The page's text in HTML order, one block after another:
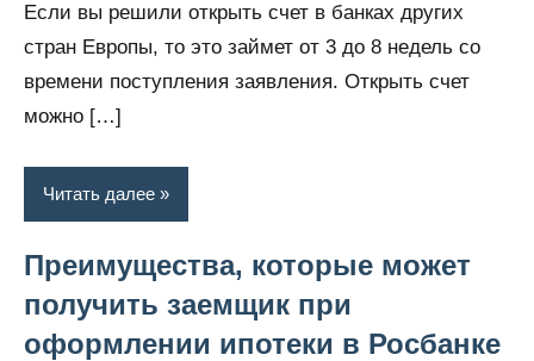
финансы
Если вы решили открыть счет в банках других
стран Европы, то это займет от 3 до 8 недель со
времени поступления заявления. Открыть счет
можно […]
Читать далее
Преимущества, которые может
получить заемщик при
оформлении ипотеки в Росбанке